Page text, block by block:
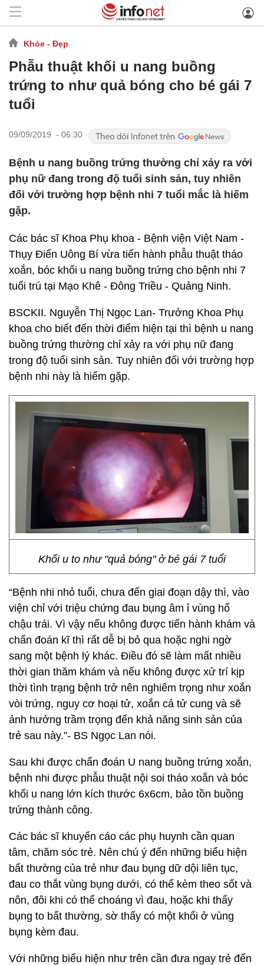
Khỏe - Đẹp
Phẫu thuật khối u nang buồng
trứng to như quả bóng cho bé gái 7
tuổi
09/09/2019 - 06:30
Bệnh u nang buồng trứng thường chỉ xảy ra với
phụ nữ đang trong độ tuổi sinh sản, tuy nhiên
đối với trường hợp bệnh nhi 7 tuổi mắc là hiếm
gặp.
Các bác sĩ Khoa Phụ khoa - Bệnh viện Việt Nam -
Thụy Điển Uông Bí vừa tiến hành phẫu thuật tháo
xoắn, bóc khối u nang buồng trứng cho bệnh nhi 7
tuổi trú tại Mạo Khê - Đông Triều - Quảng Ninh.
BSCKII. Nguyễn Thị Ngọc Lan- Trưởng Khoa Phụ
khoa cho biết đến thời điểm hiện tại thì bệnh u nang
buồng trứng thường chỉ xảy ra với phụ nữ đang
trong độ tuổi sinh sản. Tuy nhiên đối với trường hợp
bệnh nhi này là hiếm gặp.
Khối u to như "quả bóng" ở bé gái 7 tuổi
“Bệnh nhi nhỏ tuổi, chưa đến giai đoạn dậy thì, vào
viện chỉ với triệu chứng đau bụng âm ỉ vùng hố
chậu trái. Vì vậy nếu không được tiến hành khám và
chẩn đoán kĩ thì rất dễ bị bỏ qua hoặc nghi ngờ
sang một bệnh lý khác. Điều đó sẽ làm mất nhiều
thời gian thăm khám và nếu không được xử trí kịp
thời tình trạng bệnh trở nên nghiêm trọng như xoắn
vòi trứng, nguy cơ hoại tử, xoắn cả tử cung và sẽ
ảnh hưởng trầm trọng đến khả năng sinh sản của
trẻ sau này.”- BS Ngọc Lan nói.
Sau khi được chẩn đoán U nang buồng trứng xoắn,
bệnh nhi được phẫu thuật nội soi tháo xoắn và bóc
khối u nang lớn kích thước 6x6cm, bảo tồn buồng
trứng thành công.
Các bác sĩ khuyến cáo các phụ huynh cần quan
tâm, chăm sóc trẻ. Nên chú ý đến những biểu hiện
bất thường của trẻ như đau bụng dữ dội liên tục,
đau co thắt vùng bụng dưới, có thể kèm theo sốt và
nôn, đôi khi có thể choáng vì đau, hoặc khi thấy
bụng to bất thường, sờ thấy có một khối ở vùng
bụng kèm đau.
Với những biểu hiện như trên cần đưa ngay trẻ đến